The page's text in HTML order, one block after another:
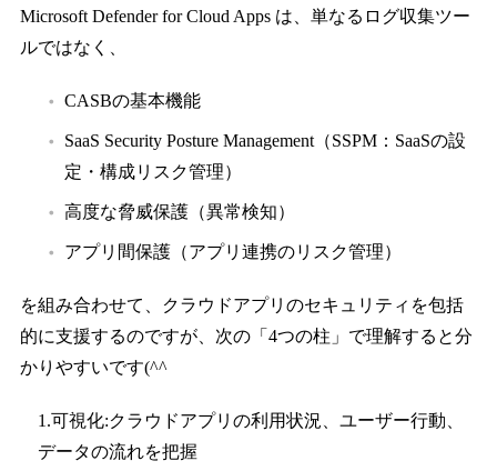
Microsoft Defender for Cloud Apps は、単なるログ収集ツー
ルではなく、
CASBの基本機能
SaaS Security Posture Management（SSPM：SaaSの設
定・構成リスク管理）
高度な脅威保護（異常検知）
アプリ間保護（アプリ連携のリスク管理）
を組み合わせて、クラウドアプリのセキュリティを包括
的に支援するのですが、次の「4つの柱」で理解すると分
かりやすいです(^^
1.可視化:クラウドアプリの利用状況、ユーザー行動、
データの流れを把握